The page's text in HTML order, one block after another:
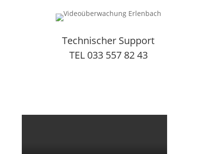
Technischer Support
TEL 033 557 82 43